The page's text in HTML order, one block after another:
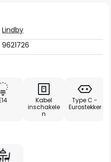
Lindby
9621726
Kabel
inschakele
n
Type C -
Eurostekker